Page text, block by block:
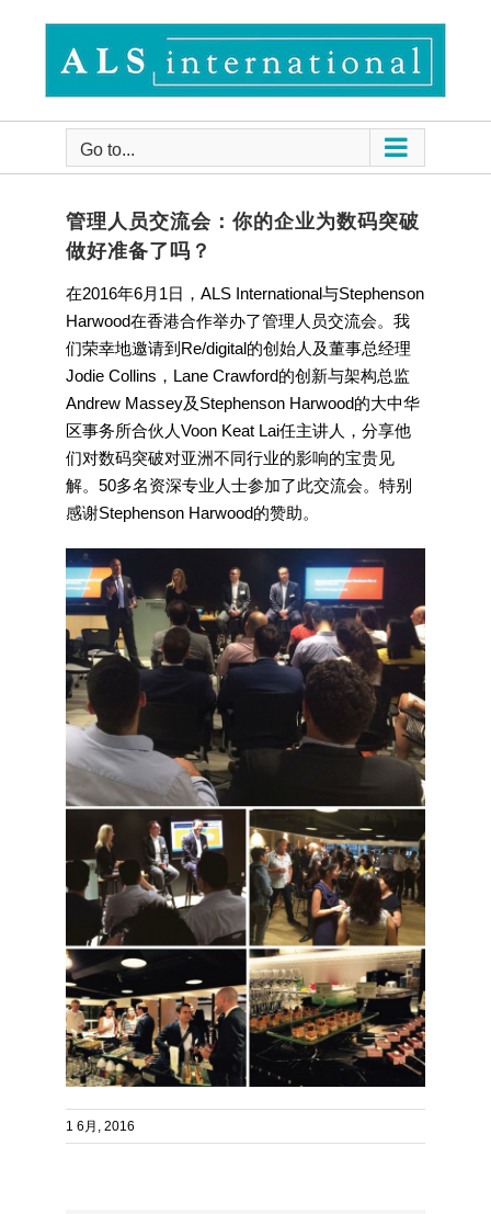
Go to...
管理人员交流会：你的企业为数码突破
做好准备了吗？
在2016年6月1日，ALS International与Stephenson
Harwood在香港合作举办了管理人员交流会。我
们荣幸地邀请到Re/digital的创始人及董事总经理
Jodie Collins，Lane Crawford的创新与架构总监
Andrew Massey及Stephenson Harwood的大中华
区事务所合伙人Voon Keat Lai任主讲人，分享他
们对数码突破对亚洲不同行业的影响的宝贵见
解。50多名资深专业人士参加了此交流会。特别
感谢Stephenson Harwood的赞助。
1 6月, 2016